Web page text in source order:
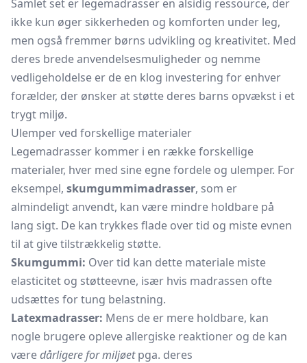
Samlet set er legemadrasser en alsidig ressource, der
ikke kun øger sikkerheden og komforten under leg,
men også fremmer børns udvikling og kreativitet. Med
deres brede anvendelsesmuligheder og nemme
vedligeholdelse er de en klog investering for enhver
forælder, der ønsker at støtte deres barns opvækst i et
trygt miljø.
Ulemper ved forskellige materialer
Legemadrasser kommer i en række forskellige
materialer, hver med sine egne fordele og ulemper. For
eksempel, skumgummimadrasser, som er
almindeligt anvendt, kan være mindre holdbare på
lang sigt. De kan trykkes flade over tid og miste evnen
til at give tilstrækkelig støtte.
Skumgummi: Over tid kan dette materiale miste
elasticitet og støtteevne, især hvis madrassen ofte
udsættes for tung belastning.
Latexmadrasser: Mens de er mere holdbare, kan
nogle brugere opleve allergiske reaktioner og de kan
væredårligere for miljøetpga. deres